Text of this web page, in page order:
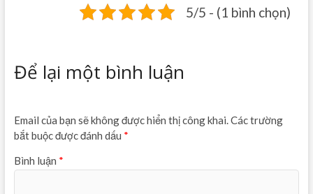
5/5 - (1 bình chọn)
Để lại một bình luận
Email của bạn sẽ không được hiển thị công khai.Các trường
bắt buộc được đánh dấu *
Bình luận *